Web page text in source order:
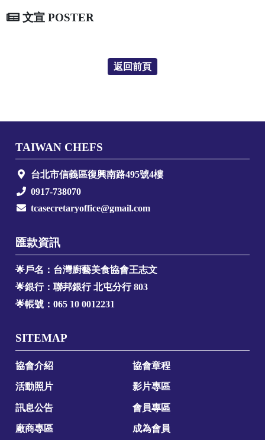
文宣 POSTER
返回前頁
TAIWAN CHEFS
台北市信義區復興南路495號4樓
0917-738070
tcasecretaryoffice@gmail.com
匯款資訊
🌟戶名：台灣廚藝美食協會王志文
🌟銀行：聯邦銀行 北屯分行 803
🌟帳號：065 10 0012231
SITEMAP
協會介紹 協會章程
活動照片 影片專區
訊息公告 會員專區
廠商專區 成為會員